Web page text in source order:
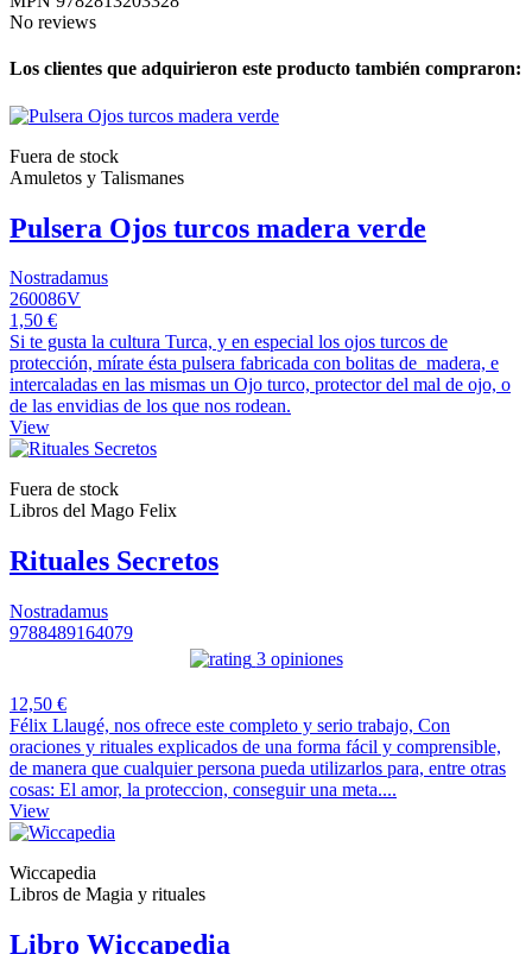
No reviews
Los clientes que adquirieron este producto también compraron:
Fuera de stock
Amuletos y Talismanes
Pulsera Ojos turcos madera verde
Nostradamus
260086V
1,50 €
Si te gusta la cultura Turca, y en especial los ojos turcos de
protección, mírate ésta pulsera fabricada con bolitas de madera, e
intercaladas en las mismas un Ojo turco, protector del mal de ojo, o
de las envidias de los que nos rodean.
View
Fuera de stock
Libros del Mago Felix
Rituales Secretos
Nostradamus
9788489164079
3 opiniones
12,50 €
Félix Llaugé, nos ofrece este completo y serio trabajo, Con
oraciones y rituales explicados de una forma fácil y comprensible,
de manera que cualquier persona pueda utilizarlos para, entre otras
cosas: El amor, la proteccion, conseguir una meta....
View
Wiccapedia
Libros de Magia y rituales
Libro Wiccapedia